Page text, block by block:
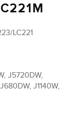
LC221
J5720DW,
J1140W,